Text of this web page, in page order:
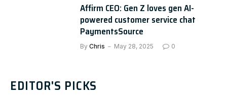
Affirm CEO: Gen Z loves gen AI-
powered customer service chat
PaymentsSource
By Chris May 28, 2025 0
EDITOR'S PICKS